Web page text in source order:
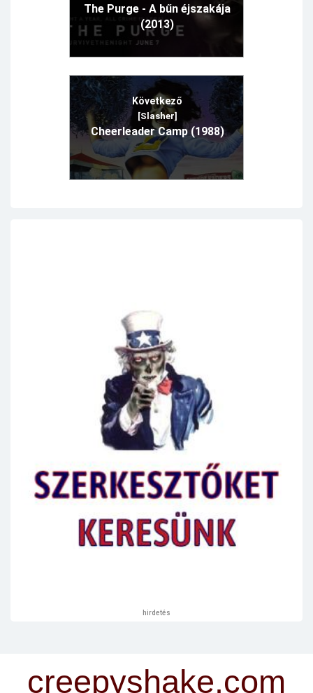
The Purge - A bűn éjszakája
(2013)
Következő
[Slasher]
Cheerleader Camp (1988)
hirdetés
creepyshake.com